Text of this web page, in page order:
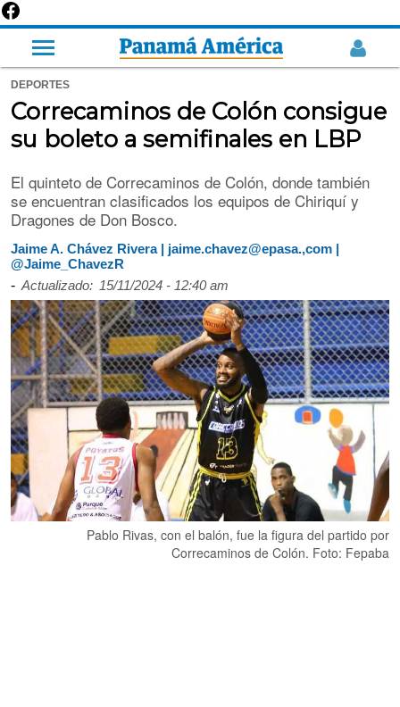
DEPORTES
Correcaminos de Colón consigue
su boleto a semifinales en LBP
El quinteto de Correcaminos de Colón, donde también
se encuentran clasificados los equipos de Chiriquí y
Dragones de Don Bosco.
Jaime A. Chávez Rivera | jaime.chavez@epasa.,com |
@Jaime_ChavezR
- Actualizado: 15/11/2024 - 12:40 am
Pablo Rivas, con el balón, fue la figura del partido por
Correcaminos de Colón. Foto: Fepaba